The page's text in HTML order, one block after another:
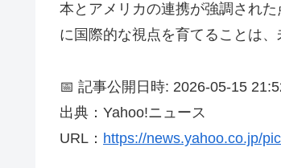
本とアメリカの連携が強調され
に国際的な視点を育てることは
📅 記事公開日時: 2026-05-15
出典：Yahoo!ニュース
URL： https://news.yahoo.co.jp/